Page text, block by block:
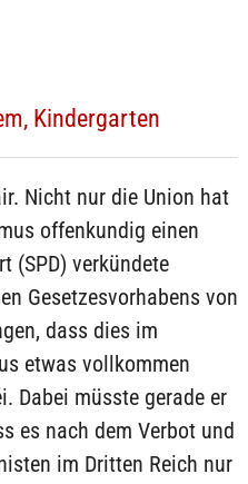
Kindergarten
Nicht nur die Union hat
offenkundig einen
(SPD) verkündete
Gesetzesvorhabens von
dass dies im
etwas vollkommen
Dabei müsste gerade er
es nach dem Verbot und
im Dritten Reich nur